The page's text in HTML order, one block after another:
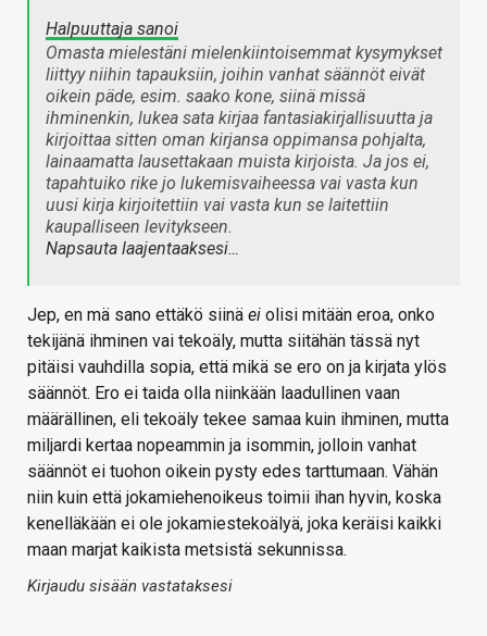
Halpuuttaja sanoi
Omasta mielestäni mielenkiintoisemmat kysymykset
liittyy niihin tapauksiin, joihin vanhat säännöt eivät
oikein päde, esim. saako kone, siinä missä
ihminenkin, lukea sata kirjaa fantasiakirjallisuutta ja
kirjoittaa sitten oman kirjansa oppimansa pohjalta,
lainaamatta lausettakaan muista kirjoista. Ja jos ei,
tapahtuiko rike jo lukemisvaiheessa vai vasta kun
uusi kirja kirjoitettiin vai vasta kun se laitettiin
kaupalliseen levitykseen.
Napsauta laajentaaksesi…
Jep, en mä sano ettäkö siinä ei olisi mitään eroa, onko
tekijänä ihminen vai tekoäly, mutta siitähän tässä nyt
pitäisi vauhdilla sopia, että mikä se ero on ja kirjata ylös
säännöt. Ero ei taida olla niinkään laadullinen vaan
määrällinen, eli tekoäly tekee samaa kuin ihminen, mutta
miljardi kertaa nopeammin ja isommin, jolloin vanhat
säännöt ei tuohon oikein pysty edes tarttumaan. Vähän
niin kuin että jokamiehenoikeus toimii ihan hyvin, koska
kenelläkään ei ole jokamiestekoälyä, joka keräisi kaikki
maan marjat kaikista metsistä sekunnissa.
Kirjaudu sisään vastataksesi